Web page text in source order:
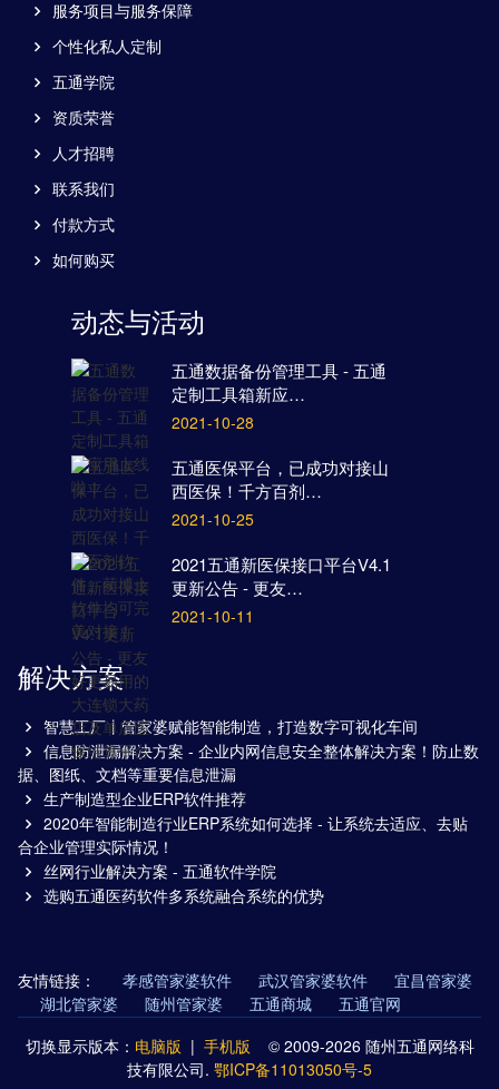
服务项目与服务保障
个性化私人定制
五通学院
资质荣誉
人才招聘
联系我们
付款方式
如何购买
动态与活动
五通数据备份管理工具 - 五通
定制工具箱新应…
2021-10-28
五通医保平台，已成功对接山
西医保！千方百剂…
2021-10-25
2021五通新医保接口平台V4.1
更新公告 - 更友…
2021-10-11
解决方案
智慧工厂丨管家婆赋能智能制造，打造数字可视化车间
信息防泄漏解决方案 - 企业内网信息安全整体解决方案！防止数
据、图纸、文档等重要信息泄漏
生产制造型企业ERP软件推荐
2020年智能制造行业ERP系统如何选择 - 让系统去适应、去贴
合企业管理实际情况！
丝网行业解决方案 - 五通软件学院
选购五通医药软件多系统融合系统的优势
友情链接： 孝感管家婆软件 武汉管家婆软件
宜昌管家婆
湖北管家婆
随州管家婆 五通商城
五通官网
切换显示版本： 电脑版 | 手机版 © 2009-2026 随州五通网络科
技有限公司. 鄂ICP备11013050号-5